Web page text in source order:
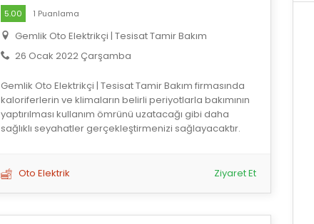
5.00 1 Puanlama
Gemlik Oto Elektrikçi | Tesisat Tamir Bakım
26 Ocak 2022 Çarşamba
Gemlik Oto Elektrikçi | Tesisat Tamir Bakım firmasında
kaloriferlerin ve klimaların belirli periyotlarla bakımının
yaptırılması kullanım ömrünü uzatacağı gibi daha
sağlıklı seyahatler gerçekleştirmenizi sağlayacaktır.
Oto Elektrik Ziyaret Et